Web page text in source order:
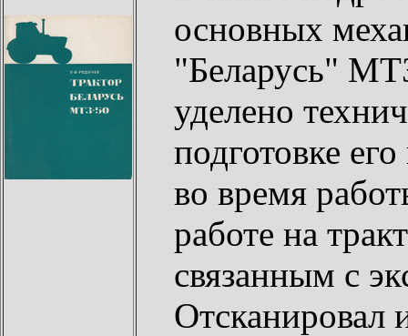
основных
"Беларусь"
уделено
подготовке
во время
работе на
связанным с
Отсканировал